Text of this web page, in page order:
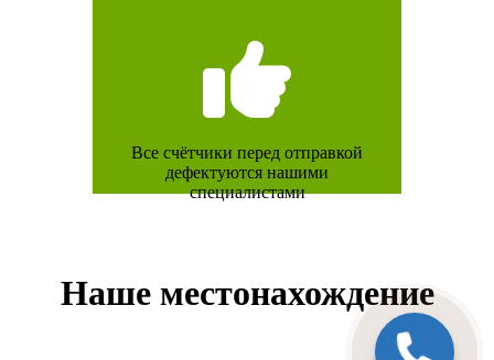
Все счётчики перед отправкой
дефектуются нашими
специалистами
Наше местонахождение